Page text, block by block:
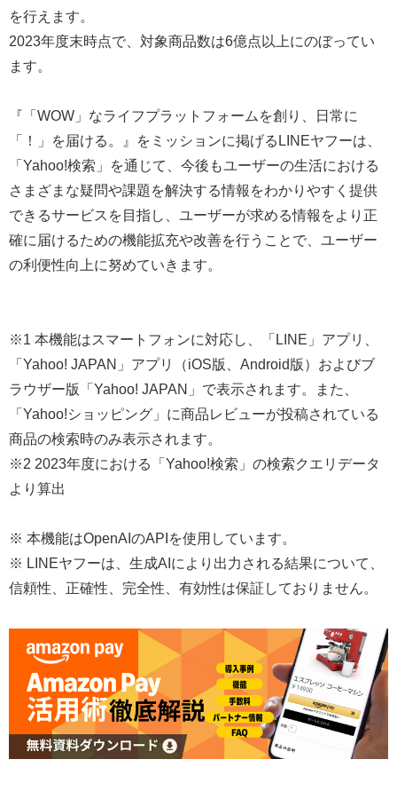
を行えます。
2023年度末時点で、対象商品数は6億点以上にのぼってい
ます。
『「WOW」なライフプラットフォームを創り、日常に
「！」を届ける。』をミッションに掲げるLINEヤフーは、
「Yahoo!検索」を通じて、今後もユーザーの生活における
さまざまな疑問や課題を解決する情報をわかりやすく提供
できるサービスを目指し、ユーザーが求める情報をより正
確に届けるための機能拡充や改善を行うことで、ユーザー
の利便性向上に努めていきます。
※1 本機能はスマートフォンに対応し、「LINE」アプリ、
「Yahoo! JAPAN」アプリ（iOS版、Android版）およびブ
ラウザー版「Yahoo! JAPAN」で表示されます。また、
「Yahoo!ショッピング」に商品レビューが投稿されている
商品の検索時のみ表示されます。
※2 2023年度における「Yahoo!検索」の検索クエリデータ
より算出
※ 本機能はOpenAIのAPIを使用しています。
※ LINEヤフーは、生成AIにより出力される結果について、
信頼性、正確性、完全性、有効性は保証しておりません。